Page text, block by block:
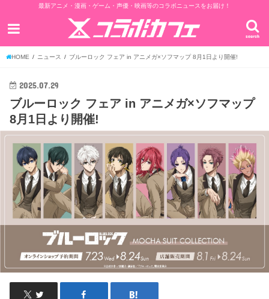
最新アニメ・漫画・ゲーム・声優・映画等のコラボニュースをお届け！
search
HOME ニュース ブルーロック フェア in アニメガ×ソフマップ 8月1日より開催!
2025.07.29
ブルーロック フェア in アニメガ×ソフマップ
8月1日より開催!